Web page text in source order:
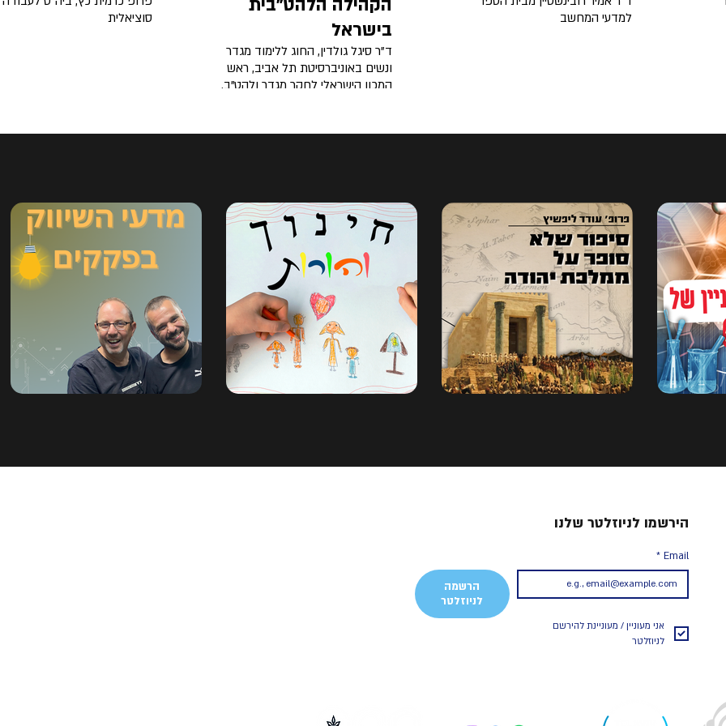
למדעי המחשב
הקהילה הלהט"בית
בישראל
ד"ר סיגל גולדין, החוג ללימוד מגדר
ונשים באוניברסיטת תל אביב, ראש
המכון הישראלי לחקר מגדר ולהט"ב.
סוציאלית
הירשמו לניוזלטר שלנו
Email
*
הרשמה
לניוזלטר
לניוזלטר